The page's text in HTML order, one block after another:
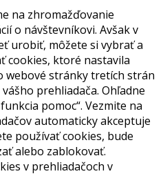
na zhromažďovanie
o návštevníkovi. Avšak v
urobiť, môžete si vybrať a
cookies, ktoré nastavila
webové stránky tretích strán
prehliadača. Ohľadne
pomoc“. Vezmite na
automaticky akceptuje
používať cookies, bude
alebo zablokovať.
v prehliadačoch v